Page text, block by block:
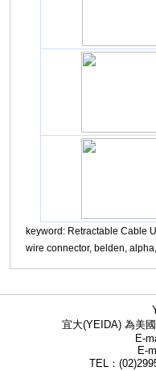
keyword: Retractable Cable
wire connector, belden,
宜大(YEIDA) 為美
E-
E-
TEL：